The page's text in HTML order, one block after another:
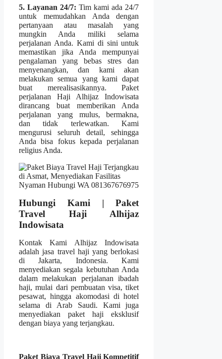
5. Layanan 24/7: Tim kami ada 24/7
untuk memudahkan Anda dengan
pertanyaan atau masalah yang
mungkin Anda miliki selama
perjalanan Anda. Kami di sini untuk
memastikan jika Anda mempunyai
pengalaman yang bebas stres dan
menyenangkan, dan kami akan
melakukan semua yang kami dapat
buat merealisasikannya. Paket
perjalanan Haji Alhijaz Indowisata
dirancang buat memberikan Anda
perjalanan yang mulus, bermakna,
dan tidak terlewatkan. Kami
mengurusi seluruh detail, sehingga
Anda bisa fokus kepada perjalanan
religius Anda.
Hubungi Kami | Paket
Travel Haji Alhijaz
Indowisata
Kontak Kami Alhijaz Indowisata
adalah jasa travel haji yang berlokasi
di Jakarta, Indonesia. Kami
menyediakan segala kebutuhan Anda
dalam melakukan perjalanan ibadah
haji, mulai dari pembuatan visa, tiket
pesawat, hingga akomodasi di hotel
selama di Arab Saudi. Kami juga
menyediakan paket haji eksklusif
dengan biaya yang terjangkau.
Paket Biaya Travel Haji Kompetitif